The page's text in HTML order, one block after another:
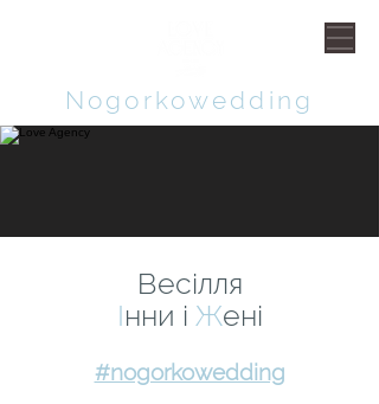
Nogorkowedding
Весілля
Інни і Жені
#nogorkowedding